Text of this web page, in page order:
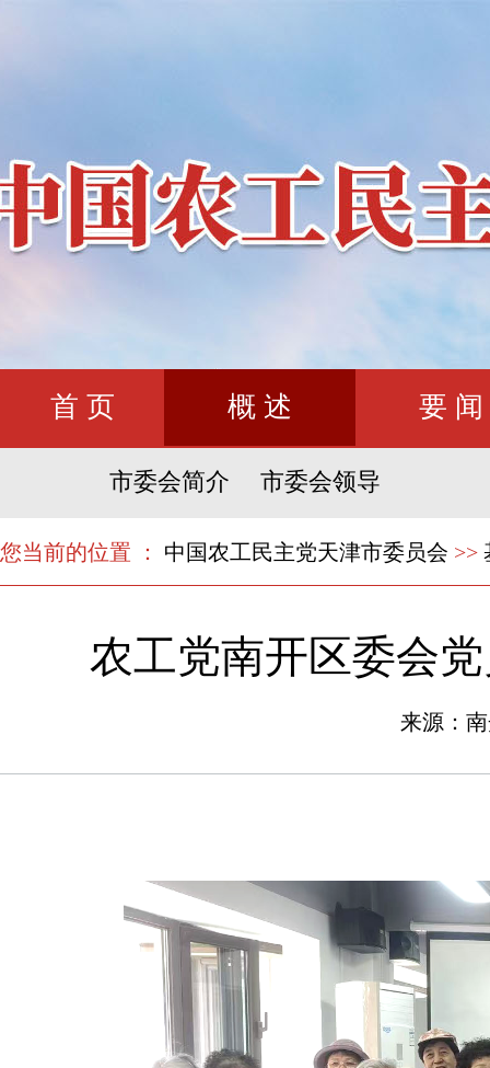
首 页 概 述 要 闻
市委会简介 市委会领导
您当前的位置 ： 中国农工民主党天津市委员会 >>
农工党南开区委会
来源：